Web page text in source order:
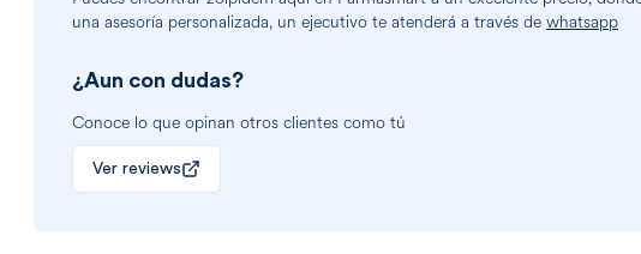
una asesoría personalizada, un ejecutivo te atenderá a través de whatsapp
¿Aun con dudas?
Conoce lo que opinan otros clientes como tú
Ver reviews